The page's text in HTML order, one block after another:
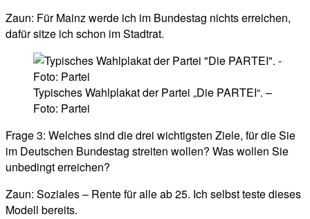
Zaun: Für Mainz werde ich im Bundestag nichts erreichen,
dafür sitze ich schon im Stadtrat.
Typisches Wahlplakat der Partei „Die PARTEI“. –
Foto: Partei
Frage 3: Welches sind die drei wichtigsten Ziele, für die Sie
im Deutschen Bundestag streiten wollen? Was wollen Sie
unbedingt erreichen?
Zaun: Soziales – Rente für alle ab 25. Ich selbst teste dieses
Modell bereits.